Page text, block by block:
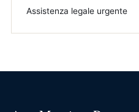
Assistenza legale urgente